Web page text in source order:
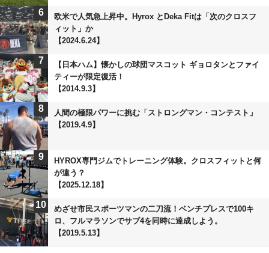
6
欧米で人気急上昇中。Hyrox とDeka Fitは「次のクロスフ
ィット」か
【2024.6.24】
7
【日本ハム】懐かしの球団マスコット ギョロタンとファイ
ティーが限定復活！
【2014.9.3】
8
人間の極限パワーに挑む「ストロングマン・コンテスト」
【2019.4.9】
9
HYROX専門ジムでトレーニング体験。クロスフィットと何
が違う？
【2025.12.18】
10
めざせ市民スポーツマンの二刀流！ベンチプレスで100キ
ロ、フルマラソンでサブ4を同時に達成しよう。
【2019.5.13】